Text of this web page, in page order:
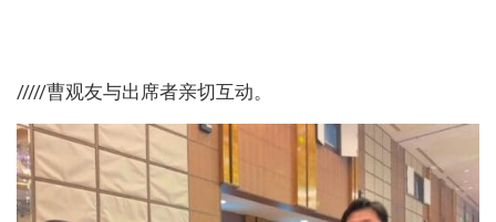
/////曹观友与出席者亲切互动。